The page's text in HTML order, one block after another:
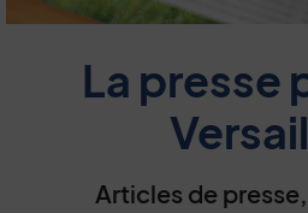
La presse
Articles de